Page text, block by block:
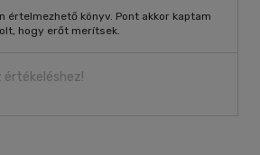
értelmezhető könyv. Pont akkor kaptam
hogy erőt merítsek.
értékeléshez!